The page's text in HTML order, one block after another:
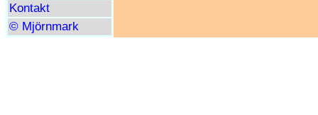
Kontakt
© Mjörnmark